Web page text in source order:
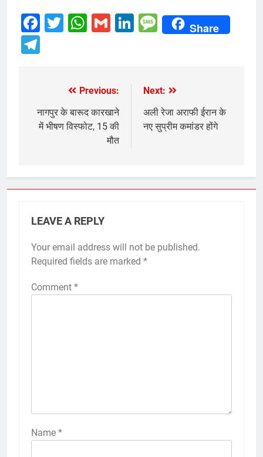
Facebook
Twitter
WhatsApp
GmailLinkedIn
Message
Share
navigation
Previous:
नागपुर के बारूद कारखाने
में भीषण विस्फोट, 15 की
मौत
Next:
अली रेजा अराफी ईरान के
नए सुप्रीम कमांडर होंगे
LEAVE A REPLY
Your email address will not be published.
Required fields are marked *
Comment *
Name *